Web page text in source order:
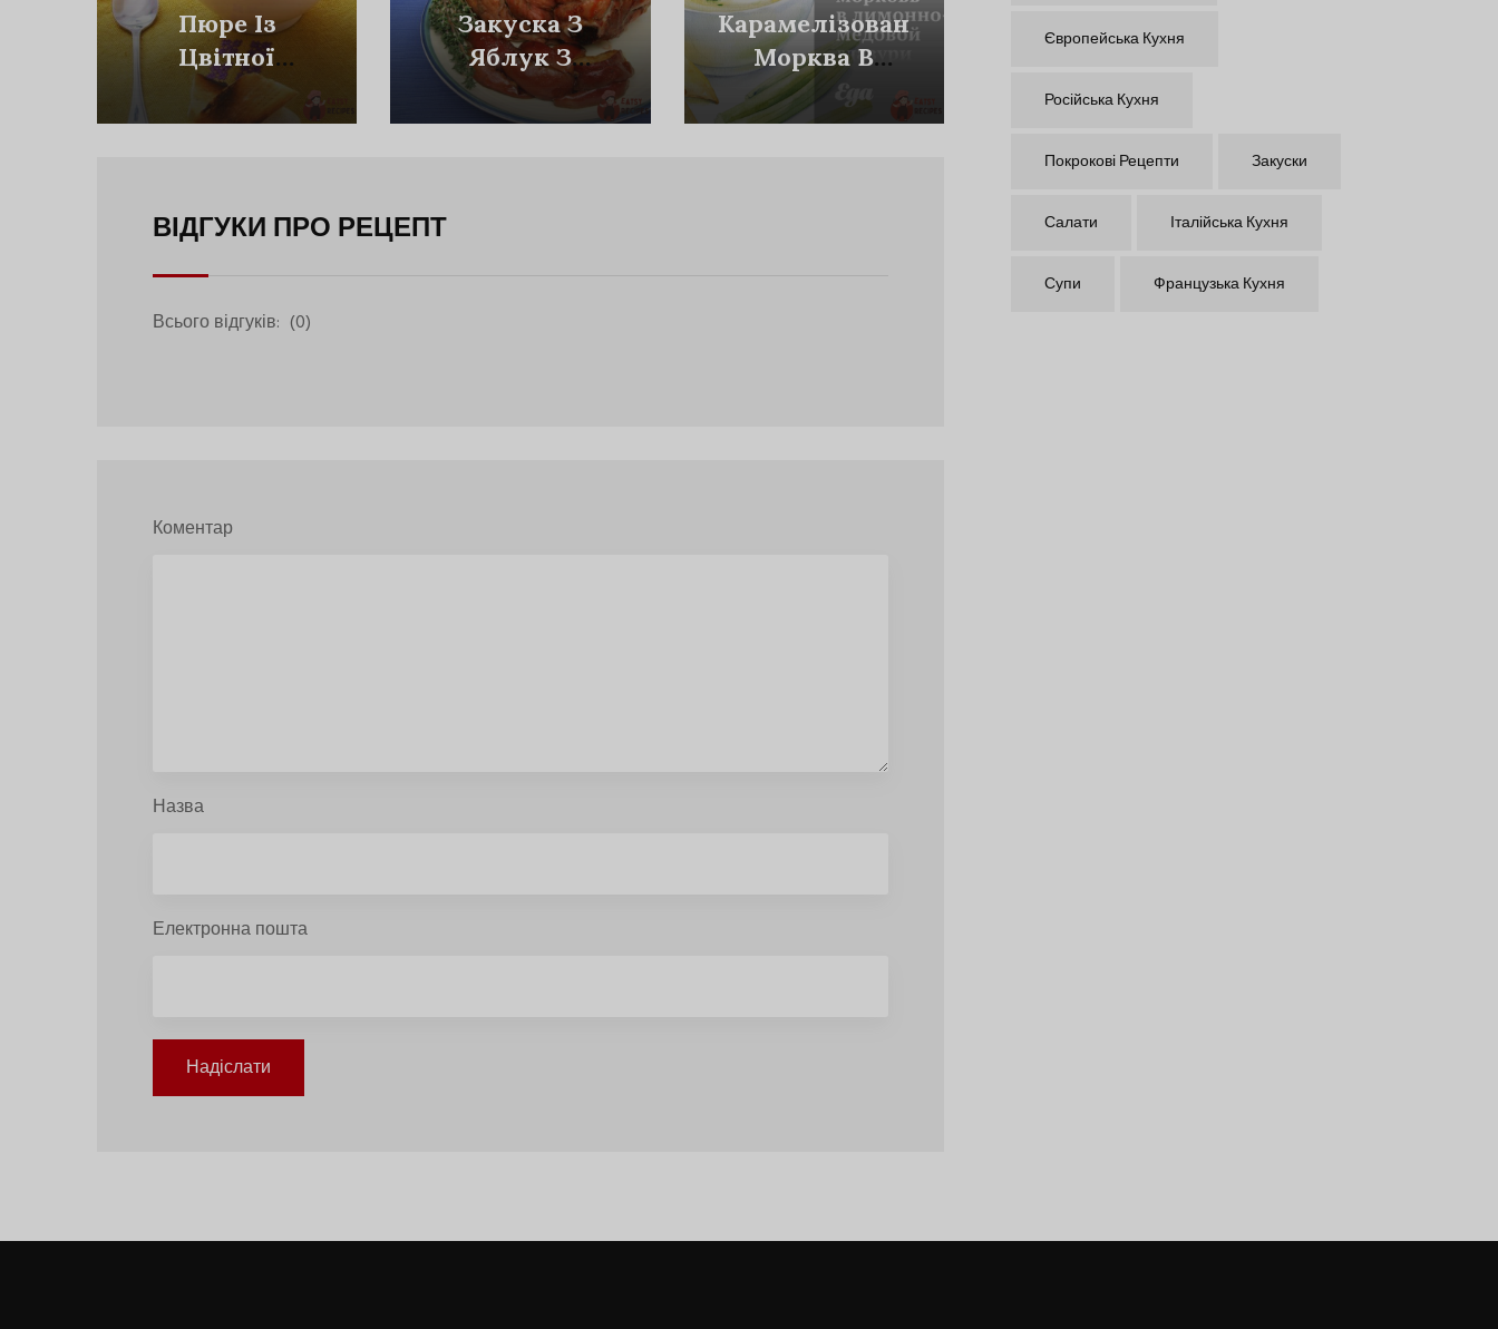
Пюре Із
Цвітної
Капусти Зі
Сметаною
Закуска З
Яблук З
Чебрецем
Карамелізована
Морква В
Лимонно-
Медовій
ВІДГУКИ ПРО РЕЦЕПТ
Всього відгуків: (0)
Коментар
Назва
Електронна пошта
Надіслати
Європейська Кухня
Російська Кухня
Покрокові Рецепти Закуски
Салати Італійська Кухня
Супи Французька Кухня